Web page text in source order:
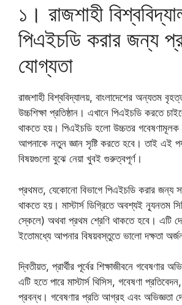
১। রাজশাহী
পিএইচডি করার জন্য
যোগ্যতা
রাজশাহী বিশ্ববিদ্যালয়, বাংলাদেশের অন্যতম
উচ্চশিক্ষা প্রতিষ্ঠান। এখানে পিএইচডি করতে
থাকতে হয়। পিএইচডি হলো উচ্চতর গবেষণামূলক
আপনাকে নতুন জ্ঞান সৃষ্টি করতে হবে। তাই এই
বিষয়গুলো বুঝে নেয়া খুবই গুরুত্বপূর্ণ।
প্রথমত, যেকোনো বিভাগে পিএইচডি করার জন্য
থাকতে হয়। মাস্টার্স ডিগ্রিতে অবশ্যই ন্যূনতম
স্কেলে) অথবা প্রথম শ্রেণি থাকতে হবে। এটি
ইতোমধ্যে আপনার বিষয়বস্তুতে ভালো দক্ষতা
দ্বিতীয়ত, প্রার্থীর পূর্বের শিক্ষাজীবনে গবেষণার
এটি হতে পারে মাস্টার্স থিসিস, গবেষণা
প্রবন্ধ। গবেষণার প্রতি আগ্রহ এবং অভিজ্ঞতা